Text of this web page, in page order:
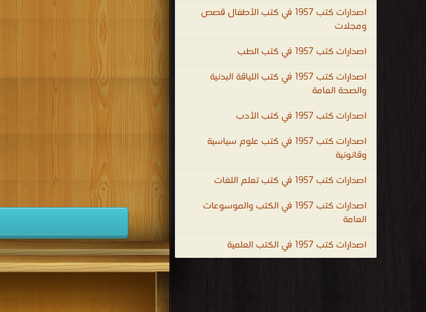
اصدارات كتب 1957 في كتب الأطفال قصص
ومجلات
اصدارات كتب 1957 في كتب الطب
اصدارات كتب 1957 في كتب اللياقة البدنية
والصحة العامة
اصدارات كتب 1957 في كتب الأدب
اصدارات كتب 1957 في كتب علوم سياسية
وقانونية
اصدارات كتب 1957 في كتب تعلم اللغات
اصدارات كتب 1957 في الكتب والموسوعات
العامة
اصدارات كتب 1957 في الكتب العلمية
كتب 1974
كتب 1965
كتب 1938
كتب 1929
كتب 1920
كتب 1919 كتب 1918
كتب 1911
كتب 1910 كتب 1909
كتب 1902
كتب 1901 كتب 1900